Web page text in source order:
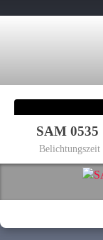
SAM 0535
Belichtungszeit